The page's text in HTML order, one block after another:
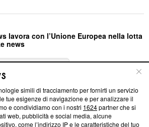
lavora con l’Unione Europea nella lotta
news
informazioni trasparenti su Blasting
editoriali e su come ci impegniamo a
Inoltre, afferma la nostra aderenza a
simili di tracciamento per fornirti un servizio
tue esigenze di navigazione e per analizzare il
e condividiamo con i nostri 1624partner che si
web, pubblicità e social media, alcune
come l’indirizzo IP e le caratteristiche del tuo